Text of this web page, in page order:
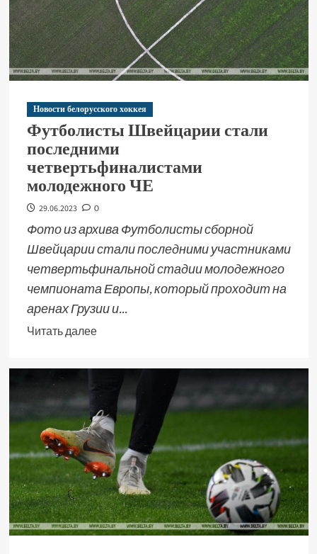
Новости белорусского хоккея
Футболисты Швейцарии стали
последними
четвертьфиналистами
молодежного ЧЕ
29.06.2023 0
Фото из архива Футболисты сборной
Швейцарии стали последними участниками
четвертьфинальной стадии молодежного
чемпионата Европы, который проходит на
аренах Грузии и...
Читать далее